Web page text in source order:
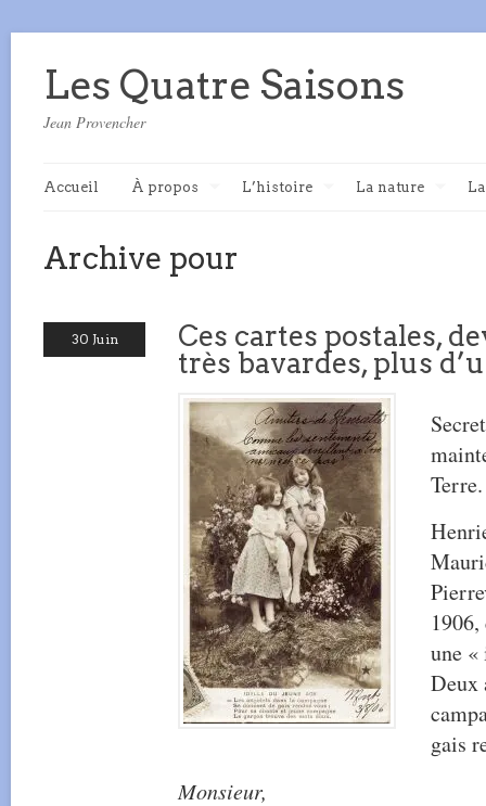
Les Quatre Saisons
Jean Provencher
Accueil À propos L’histoire La nature
Archive pour
30 Juin
Ces cartes postales,
très bavardes, plus
Terre.
une «
Deux
gais
Monsieur,